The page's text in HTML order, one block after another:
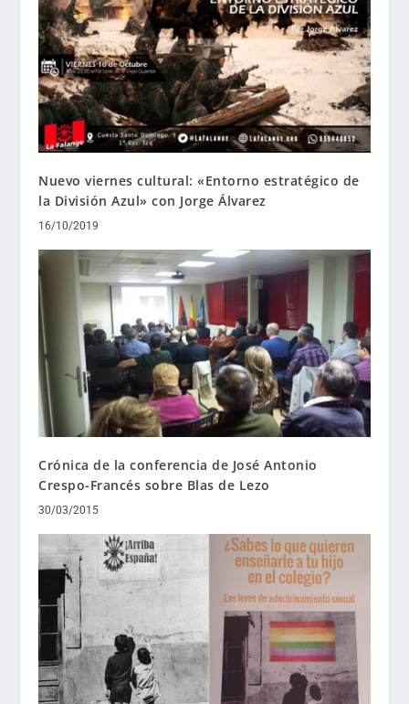
Nuevo viernes cultural: «Entorno estratégico de
la División Azul» con Jorge Álvarez
16/10/2019
Crónica de la conferencia de José Antonio
Crespo-Francés sobre Blas de Lezo
30/03/2015